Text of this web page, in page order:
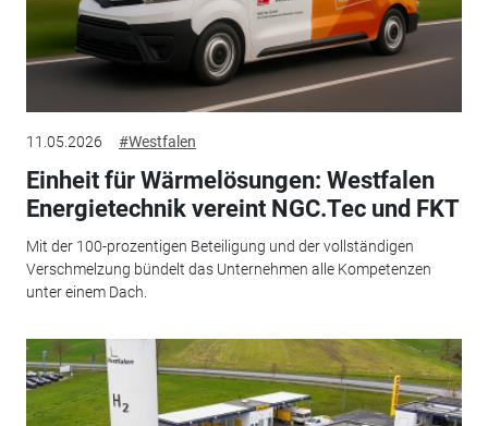
11.05.2026 #Westfalen
Einheit für Wärmelösungen: Westfalen
Energietechnik vereint NGC.Tec und FKT
Mit der 100-prozentigen Beteiligung und der vollständigen
Verschmelzung bündelt das Unternehmen alle Kompetenzen
unter einem Dach.